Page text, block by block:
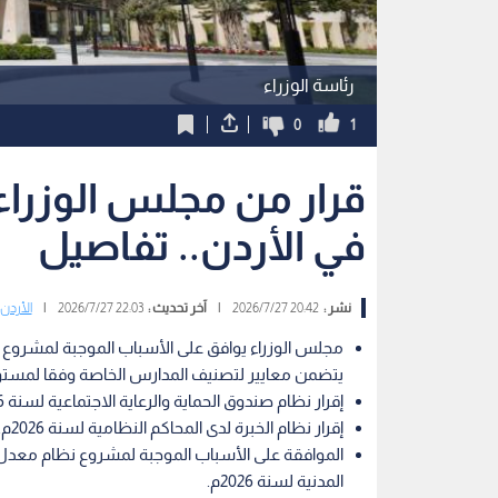
رئاسة الوزراء
1
0
قرار من مجلس
في الأردن.. تفاصيل
نشر :20:42 2026/7/27 آخر تحديث :22:03 2026/7/27 الأردن
يتضمن معايير لتصنيف المدارس الخاصة وفقا
إقرار نظام صندوق الحماية والرعاية الاجتماعية لسنة 2026م.
إقرار نظام الخبرة لدى المحاكم النظامية لسنة 2026م.
الموافقة على الأسباب الموجبة لمشروع نظام معدل
المدنية لسنة 2026م.